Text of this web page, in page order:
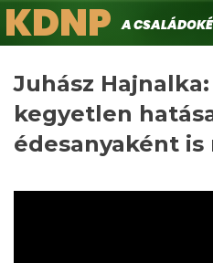
Ugrás
a
Keresés
KDNPA családokért.
Juhász
kegyetlen
édesanyaként